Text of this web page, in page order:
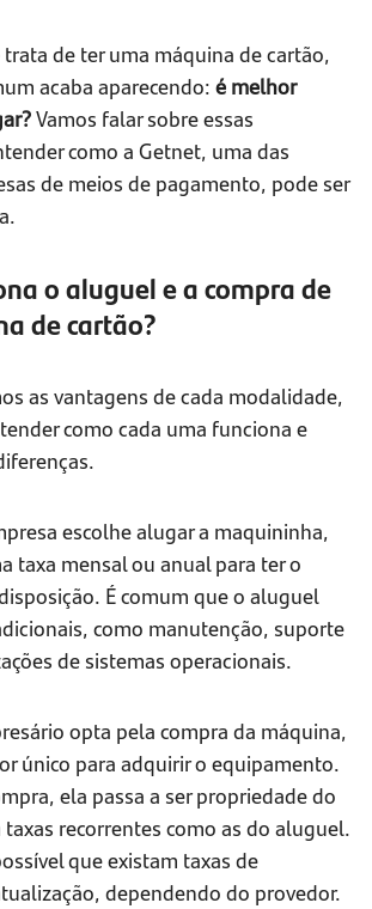
de ter uma máquina de cartão,
acaba aparecendo:é melhor
Vamos falar sobre essas
como a Getnet, uma das
de meios de pagamento, pode ser
o aluguel e a compra de
de cartão?
as vantagens de cada modalidade,
como cada uma funciona e
escolhe alugar a maquininha,
taxa mensal ou anual para ter o
É comum que o aluguel
como manutenção, suporte
de sistemas operacionais.
opta pela compra da máquina,
único para adquirir o equipamento.
ela passa a ser propriedade do
recorrentes como as do aluguel.
que existam taxas de
dependendo do provedor.